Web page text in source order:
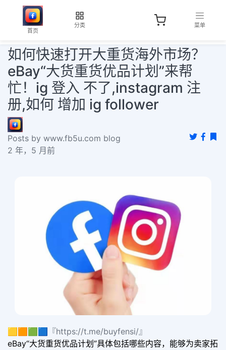
首页
分类 菜单
如何快速打开大重货海外市场？
eBay“大货重货优品计划”来帮
忙！ig 登入 不了,instagram 注
册,如何 增加 ig follower
Posts by www.fb5u.com blog
2 年，5 月前
🟨🟧🟩🟦『https://t.me/buyfensi/』
eBay“大货重货优品计划”具体包括哪些内容，能够为卖家拓